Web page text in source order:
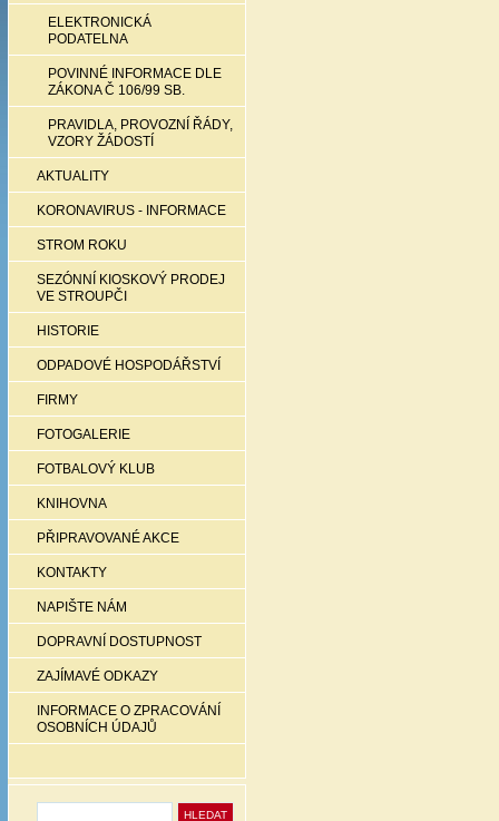
ELEKTRONICKÁ
PODATELNA
POVINNÉ INFORMACE DLE
ZÁKONA Č 106/99 SB.
PRAVIDLA, PROVOZNÍ ŘÁDY,
VZORY ŽÁDOSTÍ
AKTUALITY
KORONAVIRUS - INFORMACE
STROM ROKU
SEZÓNNÍ KIOSKOVÝ PRODEJ
VE STROUPČI
HISTORIE
ODPADOVÉ HOSPODÁŘSTVÍ
FIRMY
FOTOGALERIE
FOTBALOVÝ KLUB
KNIHOVNA
PŘIPRAVOVANÉ AKCE
KONTAKTY
NAPIŠTE NÁM
DOPRAVNÍ DOSTUPNOST
ZAJÍMAVÉ ODKAZY
INFORMACE O ZPRACOVÁNÍ
OSOBNÍCH ÚDAJŮ